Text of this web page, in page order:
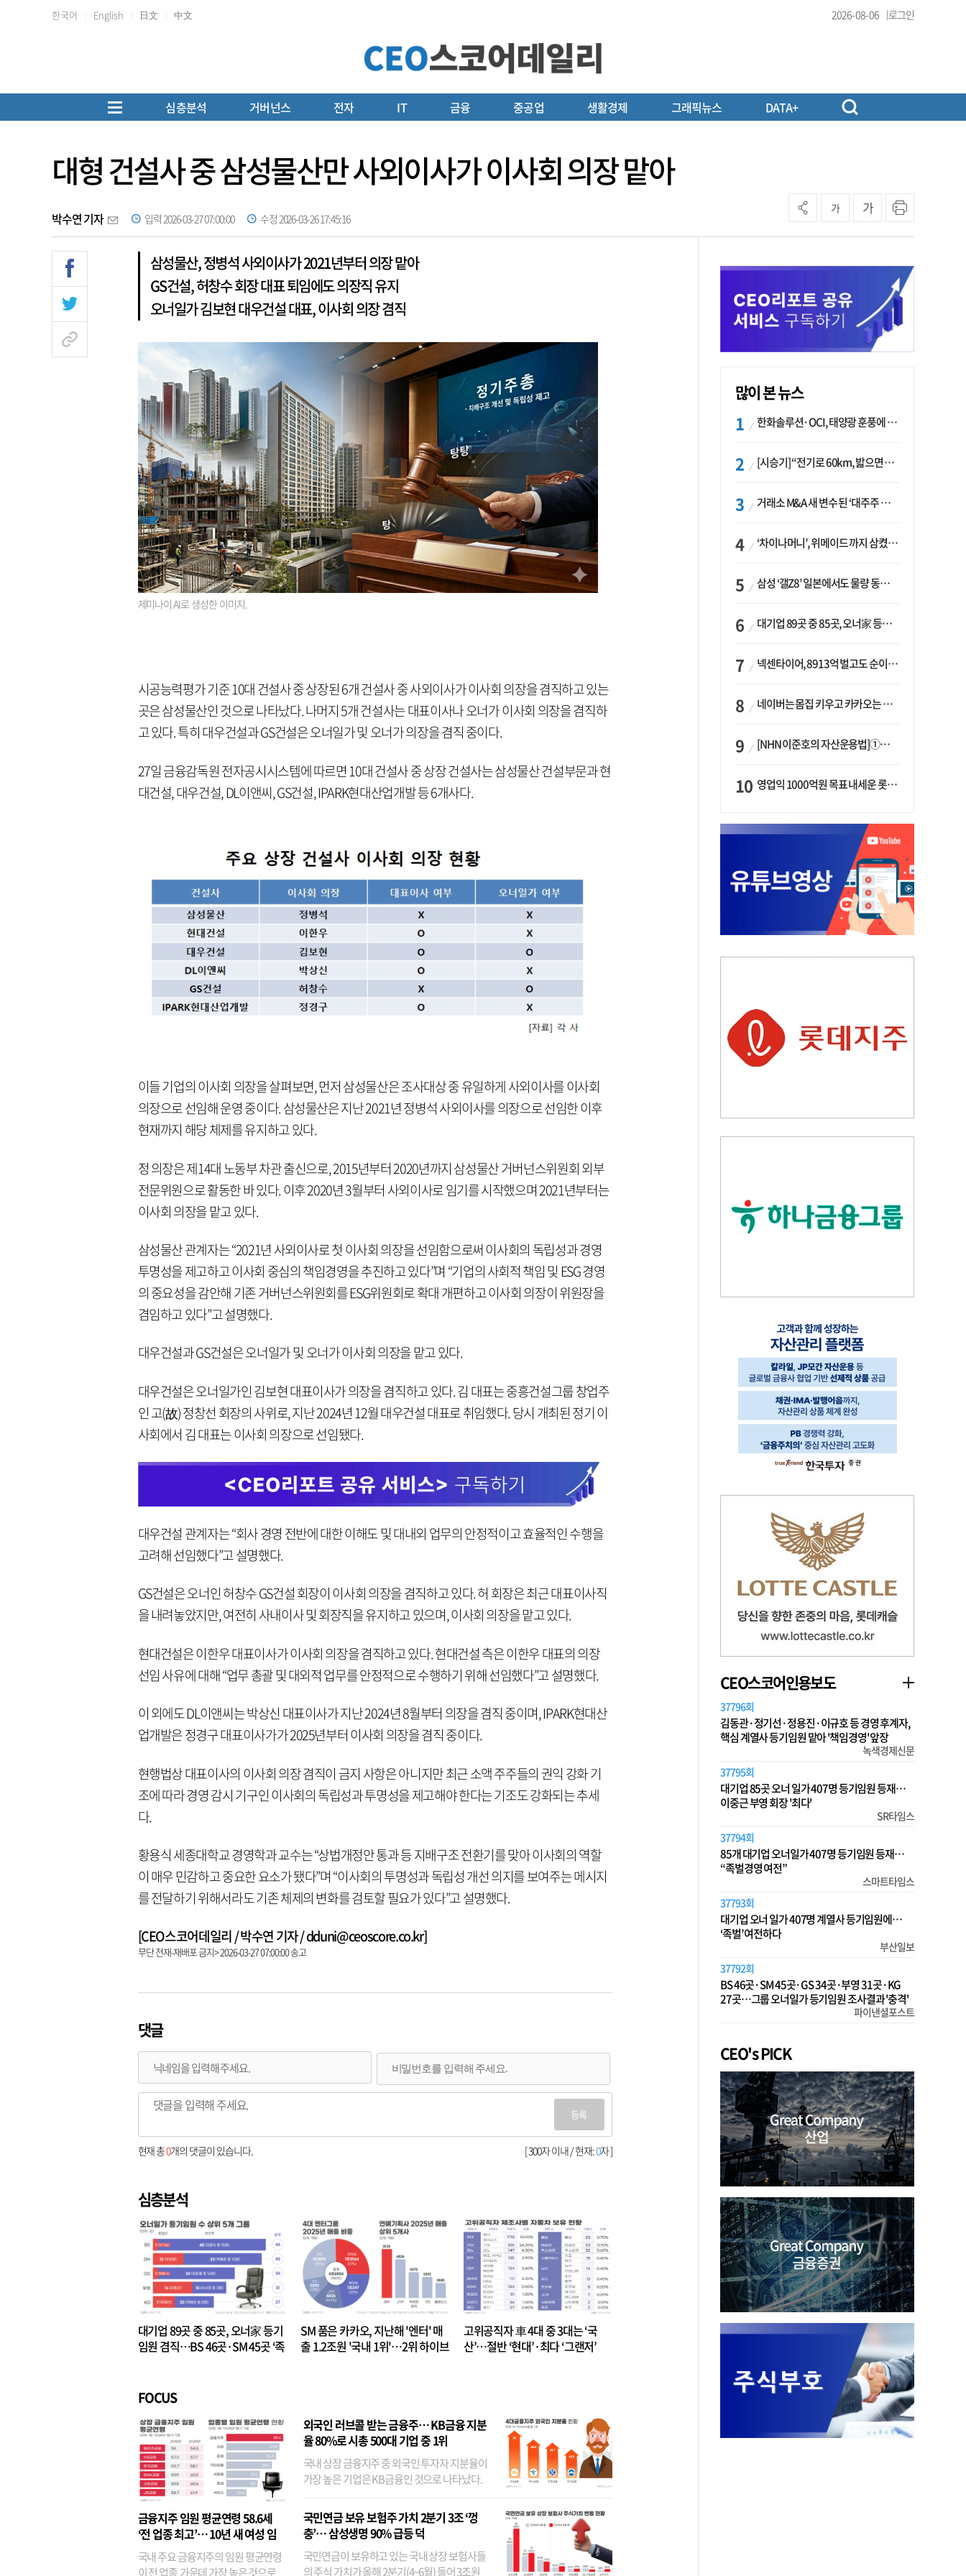
한국어 English 日文 中文 2026-08-06 로그인
심층분석 거버넌스 전자 IT 금융 중공업 생활경제 그래픽뉴스 DATA+
대형 건설사 중 삼성물산만 사외이사가 이사회 의장 맡아
박수연 기자 입력 2026-03-27 07:00:00 수정 2026-03-26 17:45:16
가 가
삼성물산, 정병석 사외이사가 2021년부터 의장 맡아
GS건설, 허창수 회장 대표 퇴임에도 의장직 유지
오너일가 김보현 대우건설 대표, 이사회 의장 겸직
제미나이 AI로 생성한 이미지.
시공능력평가 기준 10대 건설사 중 상장된 6개 건설사 중 사외이사가 이사회 의장을 겸직하고 있는
곳은 삼성물산인 것으로 나타났다. 나머지 5개 건설사는 대표이사나 오너가 이사회 의장을 겸직하
고 있다. 특히 대우건설과 GS건설은 오너일가 및 오너가 의장을 겸직 중이다.
27일 금융감독원 전자공시시스템에 따르면 10대 건설사 중 상장 건설사는 삼성물산 건설부문과 현
대건설, 대우건설, DL이앤씨, GS건설, IPARK현대산업개발 등 6개사다.
이들 기업의 이사회 의장을 살펴보면, 먼저 삼성물산은 조사대상 중 유일하게 사외이사를 이사회
의장으로 선임해 운영 중이다. 삼성물산은 지난 2021년 정병석 사외이사를 의장으로 선임한 이후
현재까지 해당 체제를 유지하고 있다.
정 의장은 제14대 노동부 차관 출신으로, 2015년부터 2020년까지 삼성물산 거버넌스위원회 외부
전문위원으로 활동한 바 있다. 이후 2020년 3월부터 사외이사로 임기를 시작했으며 2021년부터는
이사회 의장을 맡고 있다.
삼성물산 관계자는 “2021년 사외이사로 첫 이사회 의장을 선임함으로써 이사회의 독립성과 경영
투명성을 제고하고 이사회 중심의 책임경영을 추진하고 있다”며 “기업의 사회적 책임 및 ESG 경영
의 중요성을 감안해 기존 거버넌스위원회를 ESG위원회로 확대 개편하고 이사회 의장이 위원장을
겸임하고 있다”고 설명했다.
대우건설과 GS건설은 오너일가 및 오너가 이사회 의장을 맡고 있다.
대우건설은 오너일가인 김보현 대표이사가 의장을 겸직하고 있다. 김 대표는 중흥건설그룹 창업주
인 고(故) 정창선 회장의 사위로, 지난 2024년 12월 대우건설 대표로 취임했다. 당시 개최된 정기 이
사회에서 김 대표는 이사회 의장으로 선임됐다.
대우건설 관계자는 “회사 경영 전반에 대한 이해도 및 대내외 업무의 안정적이고 효율적인 수행을
고려해 선임했다”고 설명했다.
GS건설은 오너인 허창수 GS건설 회장이 이사회 의장을 겸직하고 있다. 허 회장은 최근 대표이사직
을 내려놓았지만, 여전히 사내이사 및 회장직을 유지하고 있으며, 이사회 의장을 맡고 있다.
현대건설은 이한우 대표이사가 이사회 의장을 겸직하고 있다. 현대건설 측은 이한우 대표의 의장
선임 사유에 대해 “업무 총괄 및 대외적 업무를 안정적으로 수행하기 위해 선임했다”고 설명했다.
이 외에도 DL이앤씨는 박상신 대표이사가 지난 2024년 8월부터 의장을 겸직 중이며, IPARK현대산
업개발은 정경구 대표이사가가 2025년부터 이사회 의장을 겸직 중이다.
현행법상 대표이사의 이사회 의장 겸직이 금지 사항은 아니지만 최근 소액 주주들의 권익 강화 기
조에 따라 경영 감시 기구인 이사회의 독립성과 투명성을 제고해야 한다는 기조도 강화되는 추세
다.
황용식 세종대학교 경영학과 교수는 “상법개정안 통과 등 지배구조 전환기를 맞아 이사회의 역할
이 매우 민감하고 중요한 요소가 됐다”며 “이사회의 투명성과 독립성 개선 의지를 보여주는 메시지
를 전달하기 위해서라도 기존 체제의 변화를 검토할 필요가 있다”고 설명했다.
[CEO스코어데일리 / 박수연 기자 / dduni@ceoscore.co.kr]
무단 전재-재배포 금지> 2026-03-27 07:00:00 송고
댓글
등록
[ 300자 이내 / 현재:0자 ]
현재 총0개의 댓글이 있습니다.
심층분석
대기업 89곳 중 85곳, 오너家 등기
임원 겸직…BS 46곳·SM 45곳 ‘족
SM 품은 카카오, 지난해 '엔터' 매
출 1.2조원 '국내 1위'…2위 하이브
고위공직자 車 4대 중 3대는 ‘국
산’…절반 ‘현대’·최다 ‘그랜저’
FOCUS
금융지주 임원 평균연령 58.6세
‘전 업종 최고’… 10년 새 여성 임
원은 14배 껑충
국내 주요 금융지주의 임원 평균연령
이 전 업종 가운데 가장 높은 것으로
외국인 러브콜 받는 금융주… KB금융 지분
율 80%로 시총 500대 기업 중 1위
국내 상장 금융지주 중 외국인 투자자 지분율이
가장 높은 기업은 KB금융인 것으로 나타났다.
융이었다. 특히 KB금융은 지난달 말 기준 해외
기관투자자 지분율이...
국민연금 보유 보험주 가치 2분기 3조 ‘껑
충’… 삼성생명 90% 급등 덕
국민연금이 보유하고 있는 국내 상장 보험사들
의 주식 가치가 올해 2분기(4~6월) 들어 3조원
많이 본 뉴스
한화솔루션·OCI, 태양광 훈풍에 실적 개선…美 ‘섹션232’ 최대 변수
[시승기] “전기로 60km, 밟으면 462마력”…볼보 XC60 T8의 두 얼굴
거래소 M&A 새 변수 된 ‘대주주 심사’…네이버·두나무 결합도 영향권
‘차이나머니’, 위메이드 까지 삼켰다… K콘텐츠, 글로벌 확장에도 中 투자 ‘경계령’
삼성 ‘갤Z8’ 일본에서도 물량 동났다…애플 참전 앞두고 선두 수성 ‘시험대’
대기업 89곳 중 85곳, 오너家 등기임원 겸직…BS 46곳·SM 45곳 ‘족벌경영’ 고착화
넥센타이어, 8913억 벌고도 순이익 2억…유럽 세부담에 이익 증발
네이버는 몸집 키우고 카카오는 줄였다…‘역대급 실적’에 성장전략은 ‘극과 극’
[NHN 이준호의 자산운용법]①이니시오·JLC ‘부동산’-JLC파트너스 ‘투자’…“부동산 담보대출로 투자재원 확보”
영업익 1000억원 목표 내세운 롯데마트…하반기 ‘오카도’ 시험대
CEO스코어인용보도
37796회
김동관·정기선·정용진·이규호 등 경영 후계자,
핵심 계열사 등기임원 맡아 '책임경영' 앞장
녹색경제신문
37795회
대기업 85곳 오너 일가 407명 등기임원 등재…
이중근 부영 회장 '최다'
SR타임스
37794회
85개 대기업 오너일가 407명 등기임원 등재…
“족벌경영 여전”
스마트타임스
37793회
대기업 오너 일가 407명 계열사 등기임원에…
‘족벌’ 여전하다
부산일보
37792회
BS 46곳·SM 45곳·GS 34곳·부영 31곳·KG
27곳…그룹 오너일가 등기임원 조사결과 '충격'
파이낸셜포스트
CEO's PICK